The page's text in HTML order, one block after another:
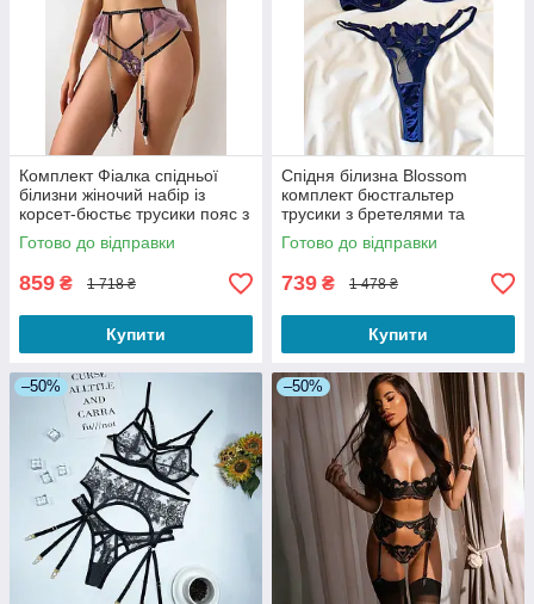
Комплект Фіалка спідньої
білизни жіночий набір із
корсет-бюстьє трусики пояс з
підтяжками фіалка S
Готово до відправки
859 ₴ 1 718 ₴
Купити
Спідня білизна Blossom
комплект бюстгальтер
трусики з бретелями та
мереживом колір синій S
Готово до відправки
739 ₴ 1 478 ₴
Купити
–50% –50%